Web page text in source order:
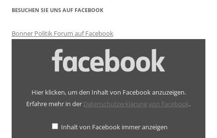
BESUCHEN SIE UNS AUF FACEBOOK
Bonner Politik Forum auf Facebook
Hier klicken, um den Inhalt von Facebook anzuzeigen.
Erfahre mehr in der Datenschutzerklärung von Facebook.
Inhalt von Facebook immer anzeigen